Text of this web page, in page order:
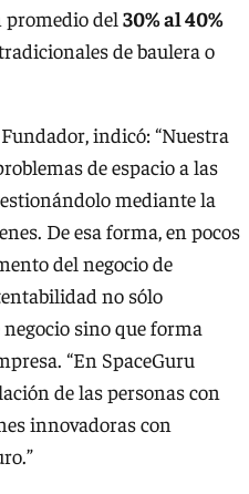
promedio del 30% al 40%
de baulera o
indicó: “Nuestra
de espacio a las
mediante la
De esa forma, en pocos
del negocio de
no sólo
sino que forma
“En SpaceGuru
de las personas con
innovadoras con